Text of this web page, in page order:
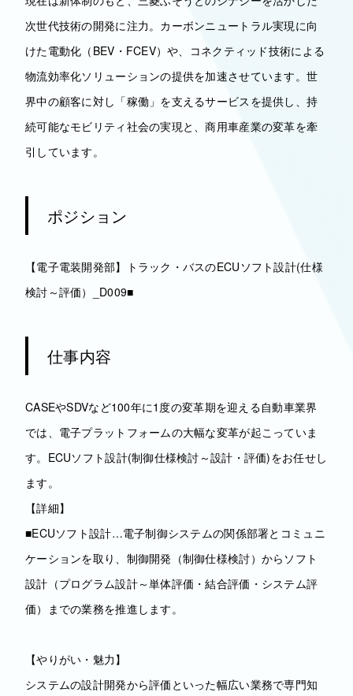
次世代技術の開発に注力。カーボンニュートラル実現に向
けた電動化（BEV・FCEV）や、コネクティッド技術による
物流効率化ソリューションの提供を加速させています。世
界中の顧客に対し「稼働」を支えるサービスを提供し、持
続可能なモビリティ社会の実現と、商用車産業の変革を牽
引しています。
ポジション
【電子電装開発部】トラック・バスのECUソフト設計(仕様
検討～評価）_D009■
仕事内容
CASEやSDVなど100年に1度の変革期を迎える自動車業界
では、電子プラットフォームの大幅な変革が起こっていま
す。ECUソフト設計(制御仕様検討～設計・評価)をお任せし
ます。
【詳細】
■ECUソフト設計…電子制御システムの関係部署とコミュニ
ケーションを取り、制御開発（制御仕様検討）からソフト
設計（プログラム設計～単体評価・結合評価・システム評
価）までの業務を推進します。
【やりがい・魅力】
システムの設計開発から評価といった幅広い業務で専門知